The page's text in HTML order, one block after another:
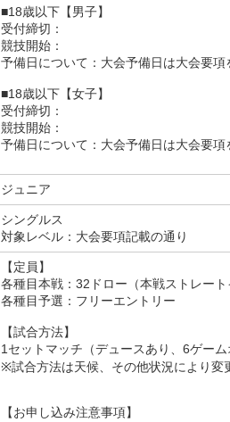
■18歳以下【男子】
受付締切：
競技開始：
予備日について：大会予備日は大会要項
■18歳以下【女子】
受付締切：
競技開始：
予備日について：大会予備日は大会要項
ジュニア
シングルス
対象レベル：大会要項記載の通り
【定員】
各種目本戦：32ドロー（本戦ストレー
各種目予選：フリーエントリー
【試合方法】
1セットマッチ（デュースあり、6ゲーム
※試合方法は天候、その他状況により変
【お申し込み注意事項】